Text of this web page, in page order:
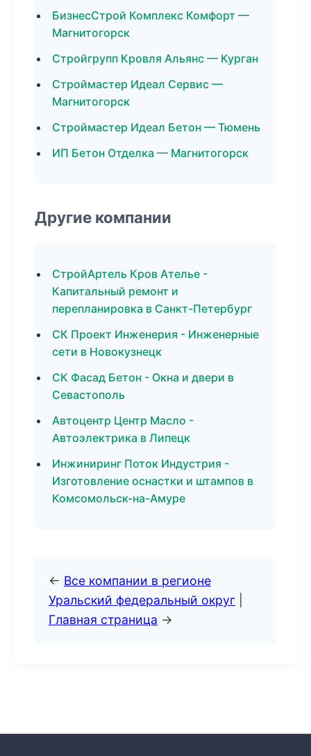
БизнесСтрой Комплекс Комфорт —
Магнитогорск
Стройгрупп Кровля Альянс — Курган
Строймастер Идеал Сервис —
Магнитогорск
Строймастер Идеал Бетон — Тюмень
ИП Бетон Отделка — Магнитогорск
Другие компании
СтройАртель Кров Ателье -
Капитальный ремонт и
перепланировка в Санкт-Петербург
СК Проект Инженерия - Инженерные
сети в Новокузнецк
СК Фасад Бетон - Окна и двери в
Севастополь
Автоцентр Центр Масло -
Автоэлектрика в Липецк
Инжиниринг Поток Индустрия -
Изготовление оснастки и штампов в
Комсомольск-на-Амуре
← Все компании в регионе
Уральский федеральный округ
Главная страница →